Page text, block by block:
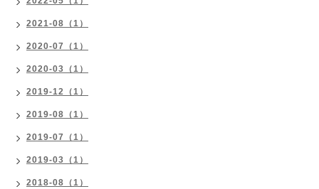
2021-08（1）
2020-07（1）
2020-03（1）
2019-12（1）
2019-08（1）
2019-07（1）
2019-03（1）
2018-08（1）